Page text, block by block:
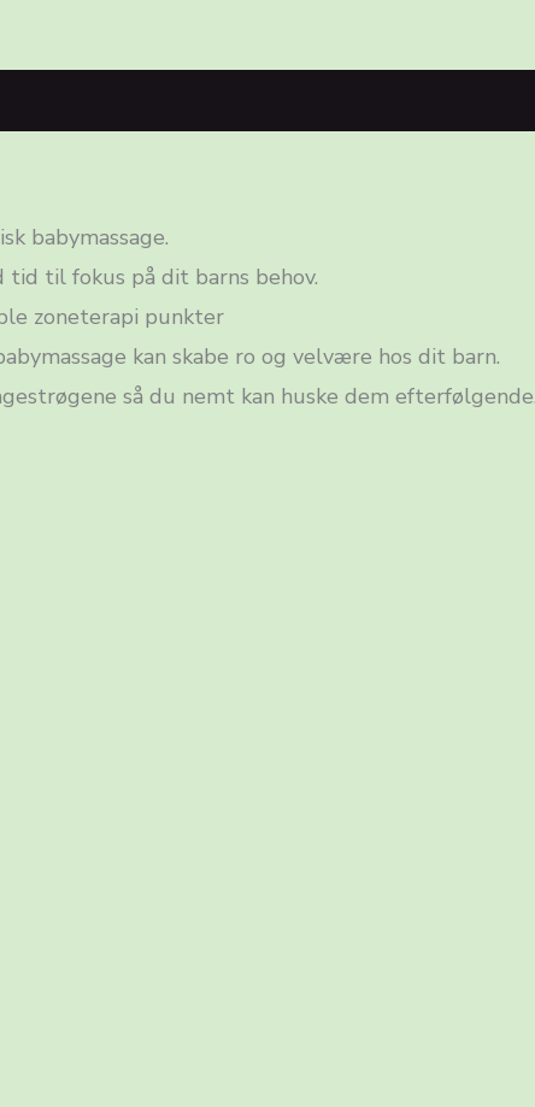
babymassage.
tid til fokus på dit barns behov.
zoneterapi punkter
kan skabe ro og velvære hos dit barn.
så du nemt kan huske dem